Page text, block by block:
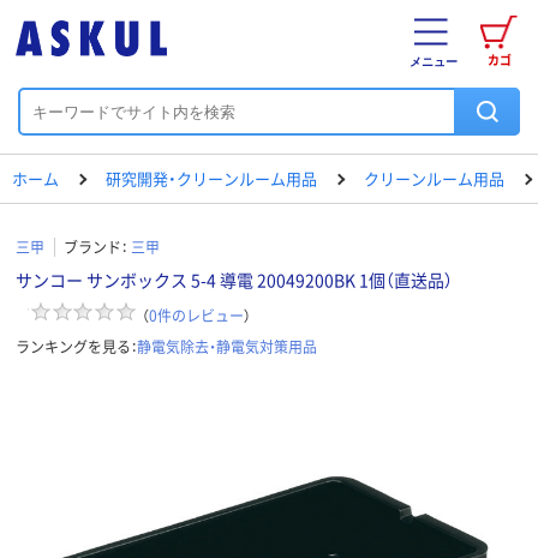
カゴ
メニュー
ホーム 研究開発・クリーンルーム用品 クリーンルーム用品
三甲 ブランド： 三甲
サンコー サンボックス 5-4 導電 20049200BK 1個（直送品）
（0件のレビュー）
ランキングを見る：静電気除去・静電気対策用品